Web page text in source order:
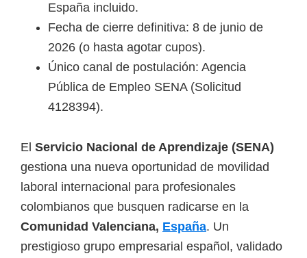
y
t
e
c
n
o
España incluido.
Fecha de cierre definitiva: 8 de junio de
2026 (o hasta agotar cupos).
Único canal de postulación: Agencia
Pública de Empleo SENA (Solicitud
4128394).
El Servicio Nacional de Aprendizaje (SENA)
gestiona una nueva oportunidad de movilidad
laboral internacional para profesionales
colombianos que busquen radicarse en la
Comunidad Valenciana, España. Un
prestigioso grupo empresarial español, validado